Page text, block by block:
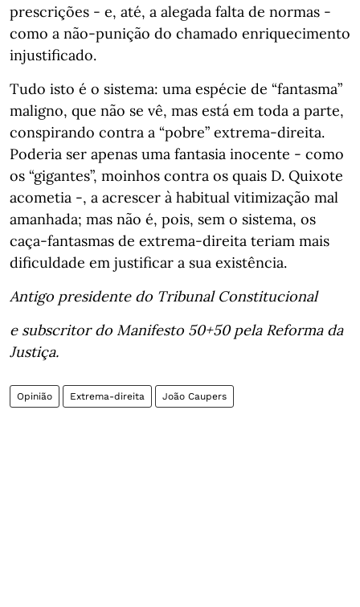
prescrições - e, até, a alegada falta de normas -
como a não-punição do chamado enriquecimento
injustificado.
Tudo isto é o sistema: uma espécie de “fantasma”
maligno, que não se vê, mas está em toda a parte,
conspirando contra a “pobre” extrema-direita.
Poderia ser apenas uma fantasia inocente - como
os “gigantes”, moinhos contra os quais D. Quixote
acometia -, a acrescer à habitual vitimização mal
amanhada; mas não é, pois, sem o sistema, os
caça-fantasmas de extrema-direita teriam mais
dificuldade em justificar a sua existência.
Antigo presidente do Tribunal Constitucional
e subscritor do Manifesto 50+50 pela Reforma da
Justiça.
Opinião Extrema-direita João Caupers